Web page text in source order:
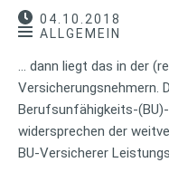
04.10.2018
ALLGEMEIN
… dann liegt das in der
Versicherungsnehmern.
Berufsunfähigkeits-
widersprechen der
BU-Versicherer